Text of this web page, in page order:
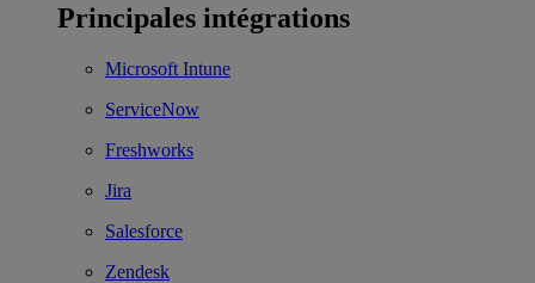
Principales intégrations
Microsoft Intune
ServiceNow
Freshworks
Jira
Salesforce
Zendesk